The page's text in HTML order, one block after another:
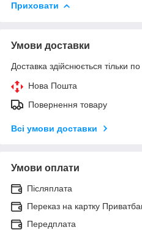
Приховати
Умови доставки
Доставка здійснюється тільки
Нова Пошта
Повернення товару
Всі умови доставки
Умови оплати
Післяплата
Переказ на картку
Передплата